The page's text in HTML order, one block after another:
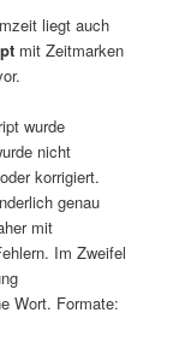
liegt auch
mit Zeitmarken
wurde
nicht
korrigiert.
genau
mit
Im Zweifel
Wort. Formate: